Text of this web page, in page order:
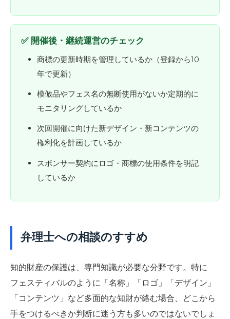
✅ 開催後・継続運営のチェック
商標の更新時期を管理しているか（登録から10
年で更新）
模倣品やフェス名の無断使用がないか定期的に
モニタリングしているか
次回開催に向けた新デザイン・新コンテンツの
権利化を計画しているか
スポンサー契約にロゴ・商標の使用条件を明記
しているか
弁理士への相談のすすめ
知的財産の保護は、専門知識が必要な分野です。特に
フェスティバルのように「名称」「ロゴ」「デザイン」
「コンテンツ」など多面的な知財が絡む場合、どこから
手をつけるべきか判断に迷う方も多いのではないでしょ